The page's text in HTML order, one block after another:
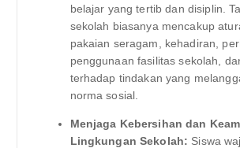
belajar yang tertib dan disiplin.
sekolah biasanya mencakup
pakaian seragam, kehadiran,
penggunaan fasilitas sekolah,
terhadap tindakan yang
norma sosial.
Menjaga Kebersihan dan
Lingkungan Sekolah: Siswa